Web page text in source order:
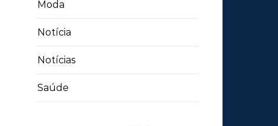
Moda
Notícia
Notícias
Saúde